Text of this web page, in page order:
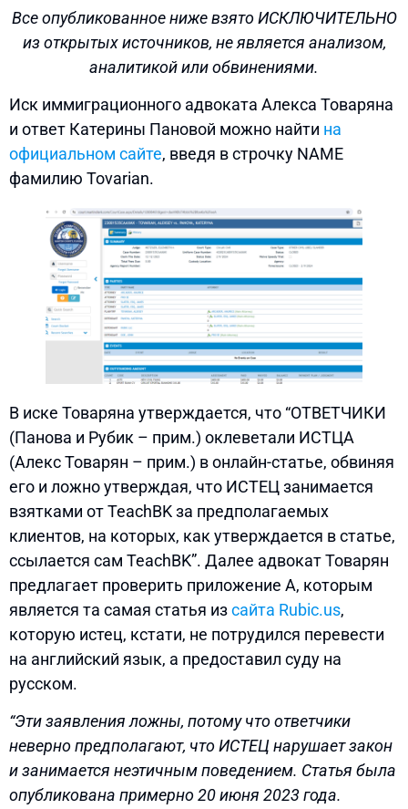
Все опубликованное ниже взято ИСКЛЮЧИТЕЛЬНО
из открытых источников, не является анализом,
аналитикой или обвинениями.
Иск иммиграционного адвоката Алекса Товаряна
и ответ Катерины Пановой можно найти на
официальном сайте, введя в строчку NAME
фамилию Tovarian.
В иске Товаряна утверждается, что “ОТВЕТЧИКИ
(Панова и Рубик – прим.) оклеветали ИСТЦА
(Алекс Товарян – прим.) в онлайн-статье, обвиняя
его и ложно утверждая, что ИСТЕЦ занимается
взятками от TeachBK за предполагаемых
клиентов, на которых, как утверждается в статье,
ссылается сам TeachBK”. Далее адвокат Товарян
предлагает проверить приложение А, которым
является та самая статья изсайта Rubic.us,
которую истец, кстати, не потрудился перевести
на английский язык, а предоставил суду на
русском.
“Эти заявления ложны, потому что ответчики
неверно предполагают, что ИСТЕЦ нарушает закон
и занимается неэтичным поведением. Статья была
опубликована примерно 20 июня 2023 года.